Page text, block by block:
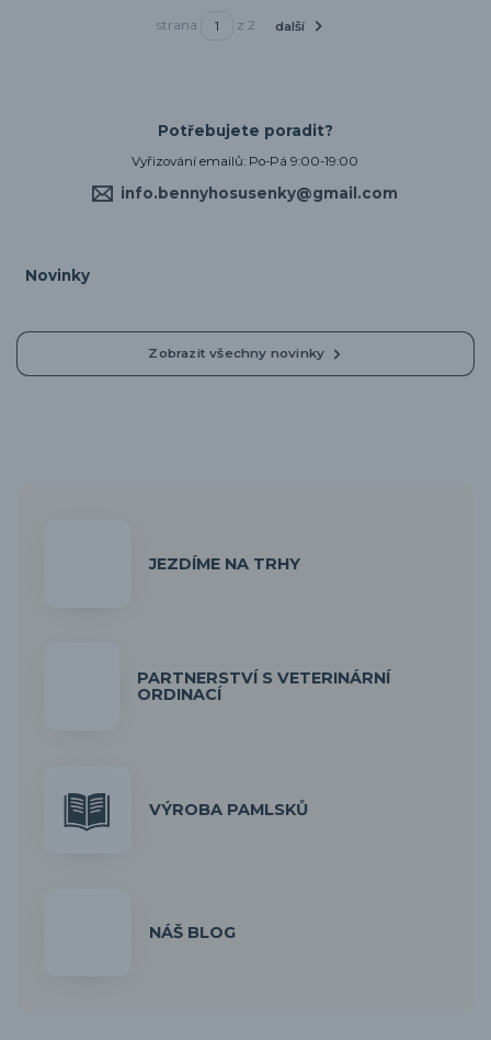
strana z 2 další
Potřebujete poradit?
Vyřizování emailů: Po-Pá 9:00-19:00
info.bennyhosusenky@gmail.com
Novinky
Zobrazit všechny novinky
JEZDÍME NA TRHY
PARTNERSTVÍ S VETERINÁRNÍ
ORDINACÍ
VÝROBA PAMLSKŮ
NÁŠ BLOG